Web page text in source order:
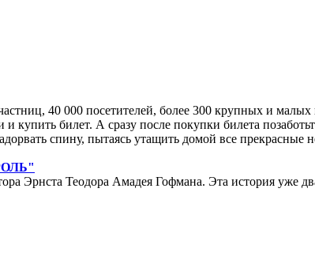
40 000 посетителей, более 300 крупных и малых
билет. А сразу после покупки билета
спину, пытаясь утащить домой все прекрасные
Теодора Амадея Гофмана. Эта история уже